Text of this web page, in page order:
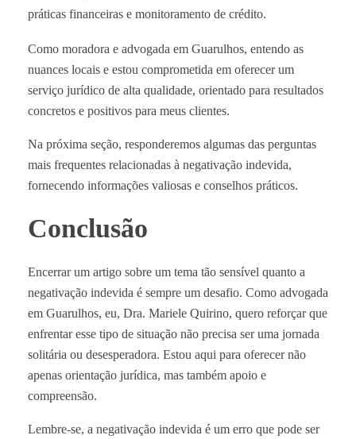
práticas financeiras e monitoramento de crédito.
Como moradora e advogada em Guarulhos, entendo as
nuances locais e estou comprometida em oferecer um
serviço jurídico de alta qualidade, orientado para resultados
concretos e positivos para meus clientes.
Na próxima seção, responderemos algumas das perguntas
mais frequentes relacionadas à negativação indevida,
fornecendo informações valiosas e conselhos práticos.
Conclusão
Encerrar um artigo sobre um tema tão sensível quanto a
negativação indevida é sempre um desafio. Como advogada
em Guarulhos, eu, Dra. Mariele Quirino, quero reforçar que
enfrentar esse tipo de situação não precisa ser uma jornada
solitária ou desesperadora. Estou aqui para oferecer não
apenas orientação jurídica, mas também apoio e
compreensão.
Lembre-se, a negativação indevida é um erro que pode ser